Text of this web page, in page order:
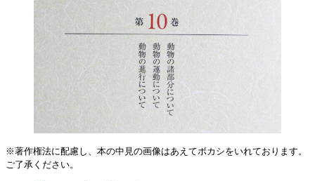
※著作権法に配慮し、本の中見の画像はあえてボカシをいれております。
ご了承ください。